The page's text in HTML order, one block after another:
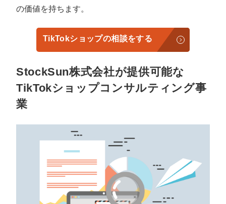
の価値を持ちます。
TikTokショップの相談をする
StockSun株式会社が提供可能な
TikTokショップコンサルティング事
業